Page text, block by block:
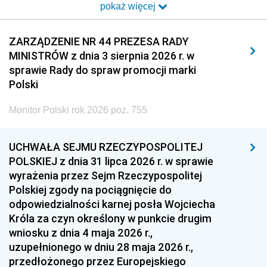
2014 2013 2012
2011 2010 2009
2008 2007 2006
2005
1996 1995 1994
1993 1992 1991
1990 1989
1987 1986 1985
1984 1983
1981 1980 1979
pokaż więcej
ZARZĄDZENIE NR 44 PREZESA RADY
MINISTRÓW z dnia 3 sierpnia 2026 r. w
sprawie Rady do spraw promocji marki
Polski
Monitor Polski rok 2026 poz. 755
UCHWAŁA SEJMU RZECZYPOSPOLITEJ
POLSKIEJ z dnia 31 lipca 2026 r. w sprawie
wyrażenia przez Sejm Rzeczypospolitej
Polskiej zgody na pociągnięcie do
odpowiedzialności karnej posła Wojciecha
Króla za czyn określony w punkcie drugim
wniosku z dnia 4 maja 2026 r.,
uzupełnionego w dniu 28 maja 2026 r.,
przedłożonego przez Europejskiego